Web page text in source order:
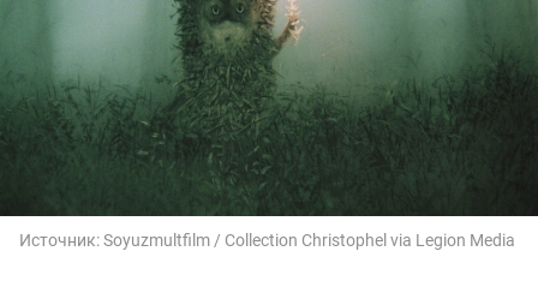
Источник:Soyuzmultfilm / Collection Christophel via Legion Media